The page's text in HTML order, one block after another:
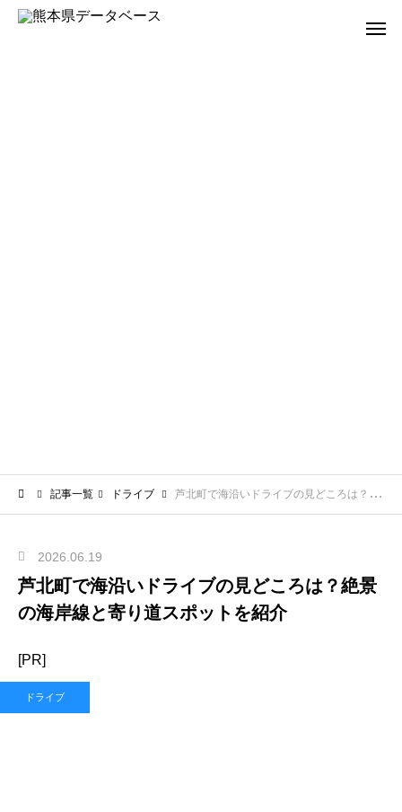
記事一覧 ドライブ 芦北町で海沿いドライブの見どころは？絶景の海岸線と寄り道スポットを紹介
2026.06.19
芦北町で海沿いドライブの見どころは？絶景
の海岸線と寄り道スポットを紹介
[PR]
ドライブ